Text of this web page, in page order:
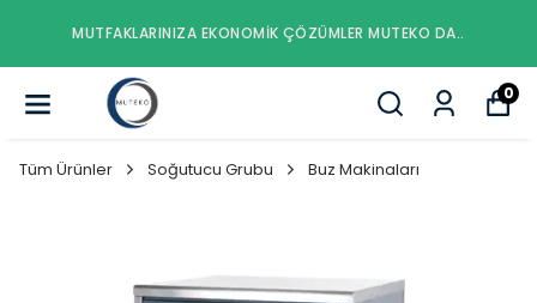
MUTFAKLARINIZA EKONOMIK ÇÖZÜMLER MUTEKO DA..
0
Tüm Ürünler Soğutucu Grubu Buz Makinaları